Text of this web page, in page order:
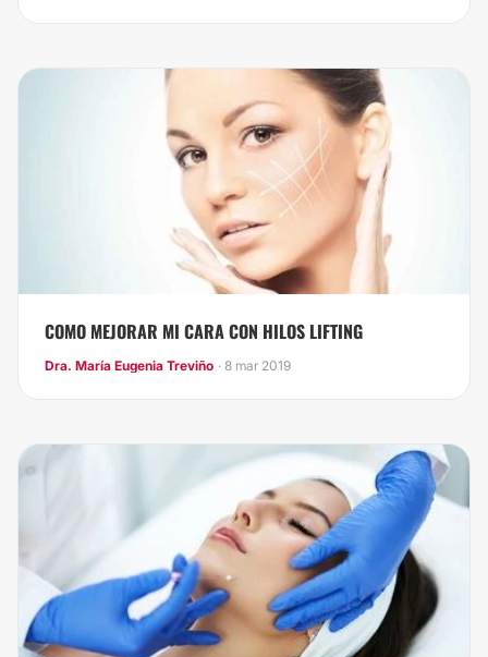
COMO MEJORAR MI CARA CON HILOS LIFTING
Dra. María Eugenia Treviño · 8 mar 2019